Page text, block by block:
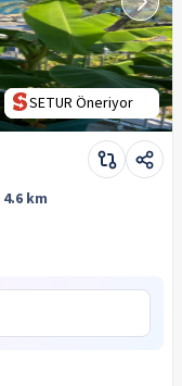
SETUR Öneriyor
4.6 km